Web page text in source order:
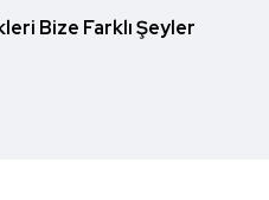
Bize Farklı Şeyler